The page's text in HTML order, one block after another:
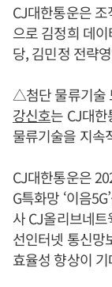
CJ대한통운은
으로 김정희 데이
당, 김민정 전략
△첨단 물류기술
강신호는 CJ대
물류기술을 지속
CJ대한통운은
G특화망 ‘이음
사 CJ올리브네
선인터넷 통신망
효율성 향상이